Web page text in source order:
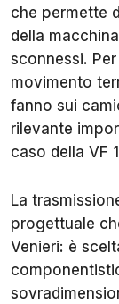
che permette
della
sconnessi.
movimento
fanno sui
rilevante
caso della VF
La
progettuale
Venieri: è